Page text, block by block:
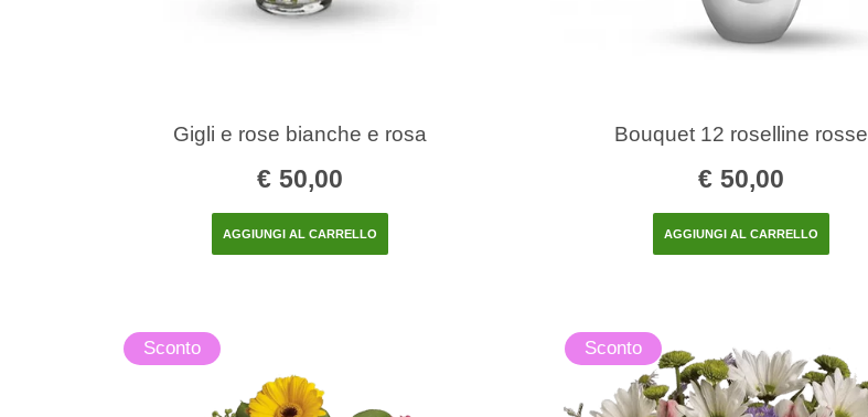
Gigli e rose bianche e rosa
€ 50,00
AGGIUNGI AL CARRELLO
Bouquet 12 roselline rosse
€ 50,00
AGGIUNGI AL CARRELLO
Sconto Sconto